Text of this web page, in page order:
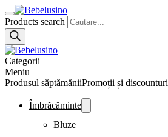
Products search
Categorii
Meniu
Produsul săptămăniiPromoții și discounturi
Îmbrăcăminte
Bluze